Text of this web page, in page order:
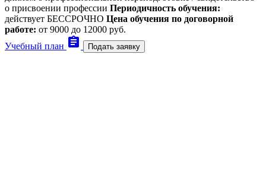
о присвоении профессии Периодичность обучения:
действует БЕССРОЧНО Цена обучения по договорной
работе: от 9000 до 12000 руб.
Учебный план assignment Подать заявку